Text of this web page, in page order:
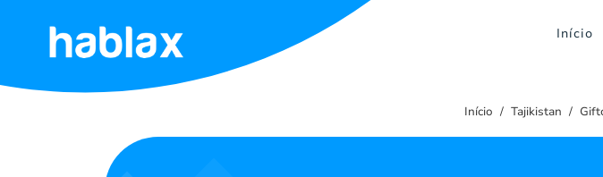
Início
Início
Início Tajikistan